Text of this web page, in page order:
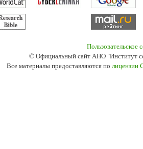
Пользовательское
© Официальный сайт АНО "Институт
Все материалы предоставляются по лицензии